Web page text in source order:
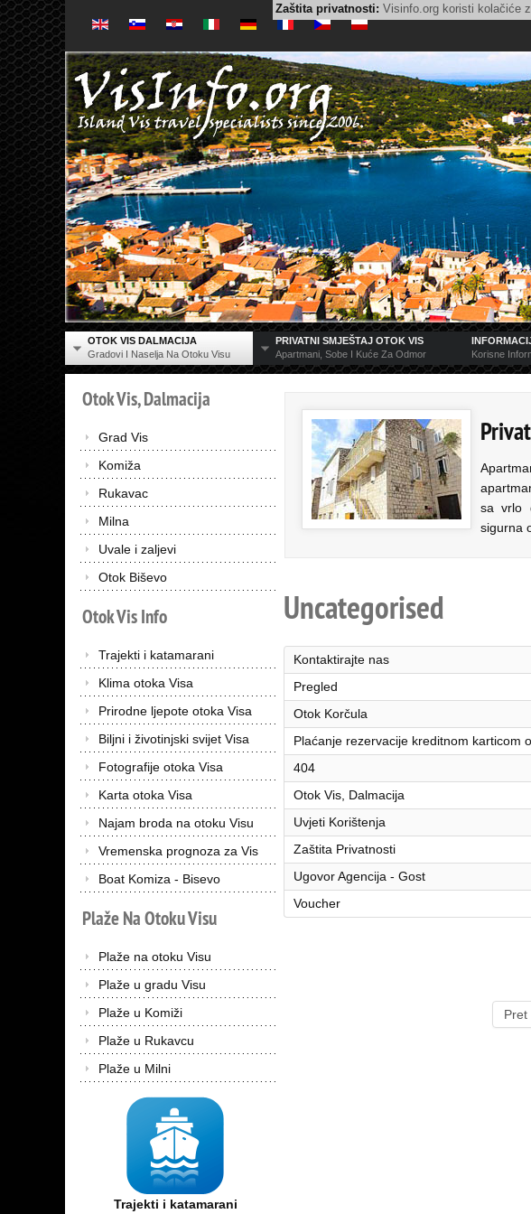
Zaštita privatnosti: Visinfo.org koristi kolačiće
OTOK VIS DALMACIJA
Gradovi I Naselja Na Otoku Visu
PRIVATNI SMJEŠTAJ OTOK VIS
Apartmani, Sobe I Kuće Za Odmor
Korisne
OtokVis,Dalmacija
Grad Vis
Komiža
Rukavac
Milna
Uvale i zaljevi
Otok Biševo
OtokVisInfo
Trajekti i katamarani
Klima otoka Visa
Prirodne ljepote otoka Visa
Biljni i životinjski svijet Visa
Fotografije otoka Visa
Karta otoka Visa
Najam broda na otoku Visu
Vremenska prognoza za Vis
Boat Komiza - Bisevo
PlažeNaOtokuVisu
Plaže na otoku Visu
Plaže u gradu Visu
Plaže u Komiži
Plaže u Rukavcu
Plaže u Milni
Trajekti i katamarani
sa vrlo
sigurna
Uncategorised
Kontaktirajte nas
Pregled
Otok Korčula
Plaćanje rezervacije kreditnom karticom
404
Otok Vis, Dalmacija
Uvjeti Korištenja
Zaštita Privatnosti
Ugovor Agencija - Gost
Voucher
Pret